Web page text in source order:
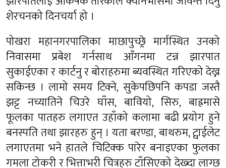
शेरचनको दिनचर्या हो ।
पोखरा महानगरपालिका माछापुच्छ्रे मार्गस्थित उनको
निवासमा प्रबेश गर्नसाथ आँगनमा टन्न झारपात
सुकाईएका र कार्टनु र बोराहरुमा ब्यवस्थित गरिएको देख्न
सकिन्छ । लामो समय टिक्ने, सुकेपछिपनि कपडा जस्तै
झट्ट नच्यातिने चिउरे घाँस, बावियो, सिरु, बाह्रमासे
फूलका पातहरु लगाएत उहाँको कलामा बढी प्रयोग हुने
बनस्पति तथा झारहरु हुन् । यता बरण्डा, बाथरुम, ट्वाईलेट
लगाएतमा भने हातले चिटिक्क पारेर बनाइएका फुलका
गमला टोकरी र भित्ताभरी चित्रहरु टाँसिएको देख्दा लाग्छ